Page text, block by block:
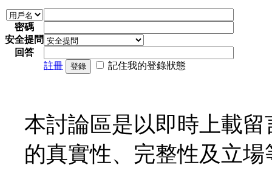
密碼
安全提問
回答
註冊
登錄 記住我的登錄狀態
本討論區是以即時上載
的真實性、完整性及立